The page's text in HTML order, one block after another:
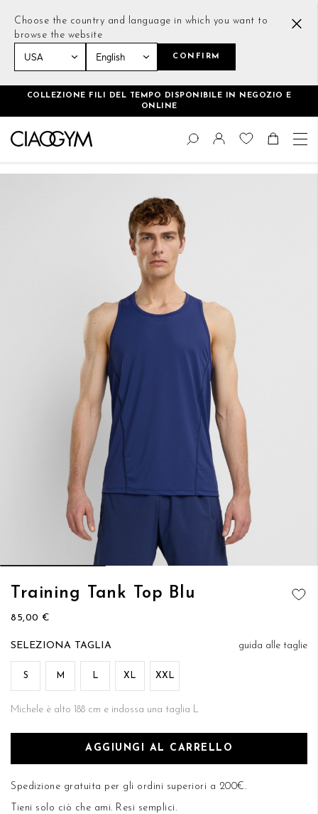
Choose the country and language in which you want to
browse the website
CONFIRM
COLLEZIONE FILI DEL TEMPO DISPONIBILE IN NEGOZIO E
ONLINE
Salta
contenuto
Cambia
Cerca
Training Tank Top Blu
85,00 €
guida alle taglie
TAGLIA
S M L XL XXL
Michele è alto 188 cm e indossa una taglia L
AGGIUNGI AL CARRELLO
Spedizione gratuita per gli ordini superiori a 200€.
Tieni solo ciò che ami. Resi semplici.
Vai
della
immagini